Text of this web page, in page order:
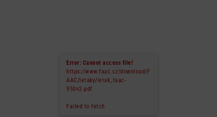
Error: Cannot access file!
https://www.faac.cz/download/F
AAC/letaky/letak_faac-
950n2.pdf
Failed to fetch